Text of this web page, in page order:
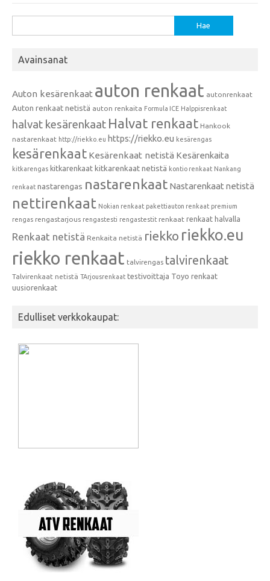
Avainsanat
Auton kesärenkaat auton renkaat autonrenkaat
Auton renkaat netistä auton renkaita Formula ICE Halppisrenkaat
halvat kesärenkaat Halvat renkaat Hankook
nastarenkaat http://riekko.eu https://riekko.eu kesärengas
kesärenkaat Kesärenkaat netistä Kesärenkaita
kitkarengas kitkarenkaat kitkarenkaat netistä kontio renkaat Nankang
renkaat nastarengas nastarenkaat Nastarenkaat netistä
nettirenkaat Nokian renkaat pakettiauton renkaat premium
rengas rengastarjous rengastesti rengastestit renkaat renkaat halvalla
Renkaat netistä Renkaita netistä riekko riekko.eu
riekko renkaat talvirengas talvirenkaat
Talvirenkaat netistä TArjousrenkaat testivoittaja Toyo renkaat
uusiorenkaat
Edulliset verkkokaupat: